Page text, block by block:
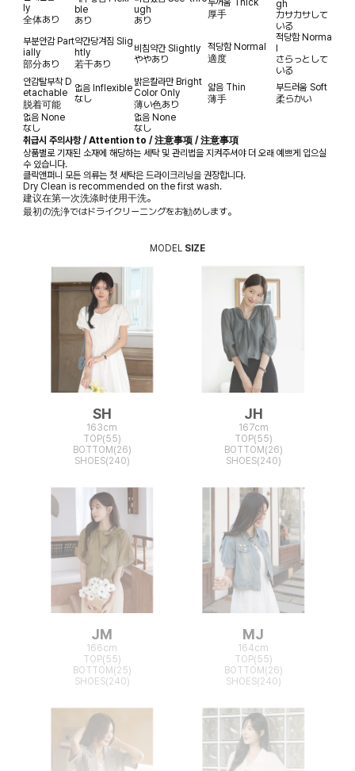
ly
全体あり
ble
あり
ugh
あり
두꺼움
Thick
厚手
gh
カサカサして
いる
부분안감 Part
ially
部分あり
약간당겨짐 Slig
htly
若干あり
비침약간Slightly
ややあり
적당함 Normal
適度
적당함 Norma
さらっとして
いる
안감탈부착 D
etachable
脱着可能
없음 Inflexible
なし
밝은칼라만 Bright
Color Only
薄い色あり
얇음 Thin
薄手
부드러움 Soft
柔らかい
없음 None
なし
없음 None
なし
취급시 주의사항 / Attention to / 注意事项 / 注意事項
상품별로 기재된 소재에 해당하는 세탁 및 관리법을 지켜주셔야 더 오래 예쁘게 입으실
수 있습니다.
클릭앤퍼니 모든 의류는 첫 세탁은 드라이크리닝을 권장합니다.
Dry Clean is recommended on the first wash.
建议在第一次洗涤时使用干洗。
最初の洗浄ではドライクリーニングをお勧めします。
MODEL SIZE
SH
163cm
TOP(55)
BOTTOM(26)
SHOES(240)
JH
167cm
TOP(55)
BOTTOM(26)
SHOES(240)
JM
166cm
TOP(55)
BOTTOM(25)
SHOES(240)
MJ
164cm
TOP(55)
BOTTOM(26)
SHOES(240)